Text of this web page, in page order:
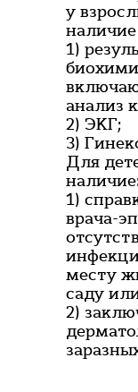
у
1)
анализ
2) ЭКГ;
3)
Для
1)
врача-
месту
саду
2)